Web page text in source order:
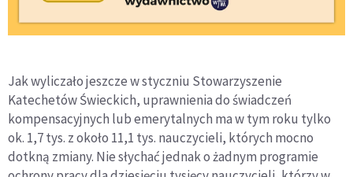
Jak wyliczało jeszcze w styczniu Stowarzyszenie
Katechetów Świeckich, uprawnienia do świadczeń
kompensacyjnych lub emerytalnych ma w tym roku tylko
ok. 1,7 tys. z około 11,1 tys. nauczycieli, których mocno
dotkną zmiany. Nie słychać jednak o żadnym programie